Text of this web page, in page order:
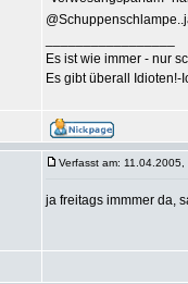
Es ist wie immer - nur
Es gibt überall Idioten!-
Verfasst am: 11.04.2005,
ja freitags immmer da,